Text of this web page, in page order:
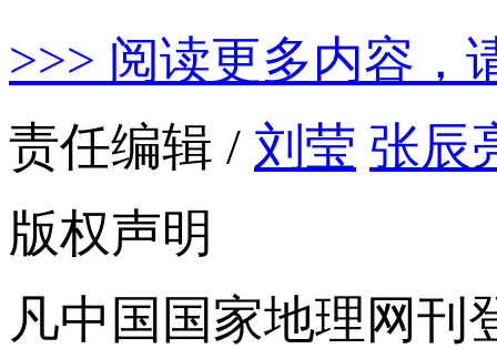
>>> 阅读更多内容，
责任编辑 / 刘莹 张辰
版权声明
凡中国国家地理网刊